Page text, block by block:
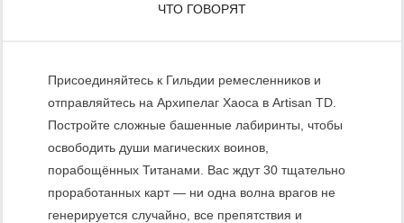
ЧТО ГОВОРЯТ
Присоединяйтесь к Гильдии ремесленников и
отправляйтесь на Архипелаг Хаоса в Artisan TD.
Постройте сложные башенные лабиринты, чтобы
освободить души магических воинов,
порабощённых Титанами. Вас ждут 30 тщательно
проработанных карт — ни одна волна врагов не
генерируется случайно, все препятствия и